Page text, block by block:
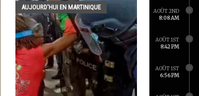
AUJOURD'HUI EN MARTINIQUE
AOÛT 2ND
8:08 AM
AOÛT 1ST
8:42 PM
AOÛT 1ST
6:56 PM